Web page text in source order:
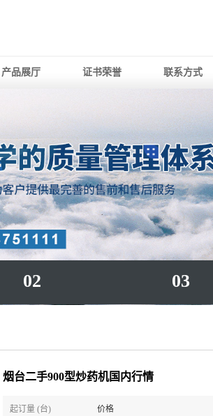
产品展厅 证书荣誉 联系方式
02 03
烟台二手900型炒药机国内行情
起订量 (台) 价格